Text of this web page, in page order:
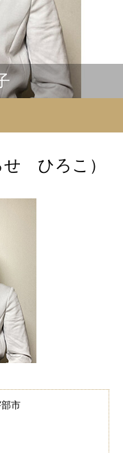
ひろこ）
部市
2日